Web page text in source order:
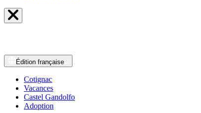
Édition française
Cotignac
Vacances
Castel Gandolfo
Adoption